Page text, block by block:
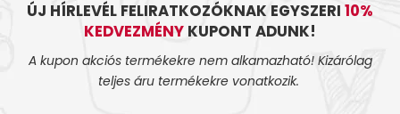
ÚJ HÍRLEVÉL FELIRATKOZÓKNAK EGYSZERI 10%
KEDVEZMÉNY KUPONT ADUNK!
A kupon akciós termékekre nem alkamazható! Kizárólag
teljes áru termékekre vonatkozik.